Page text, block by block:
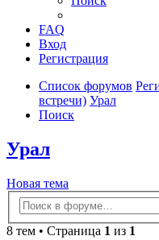
FAQ
Вход
Регистрация
Список форумов
встречи) Урал
Поиск
Урал
Новая тема
8 тем • Страница 1 из 1